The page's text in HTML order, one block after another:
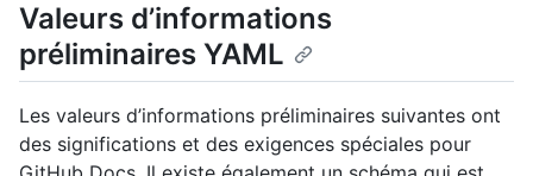
Valeurs d’informations
préliminaires YAML
Les valeurs d’informations préliminaires suivantes ont
des significations et des exigences spéciales pour